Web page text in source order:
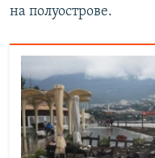
на полуострове.